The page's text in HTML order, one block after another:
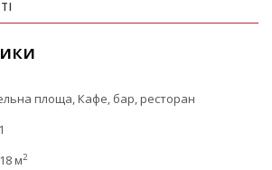
площа, Кафе, бар, ресторан
м2